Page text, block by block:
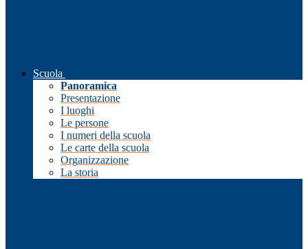
Scuola
Panoramica
Presentazione
I luoghi
Le persone
I numeri della scuola
Le carte della scuola
Organizzazione
La storia